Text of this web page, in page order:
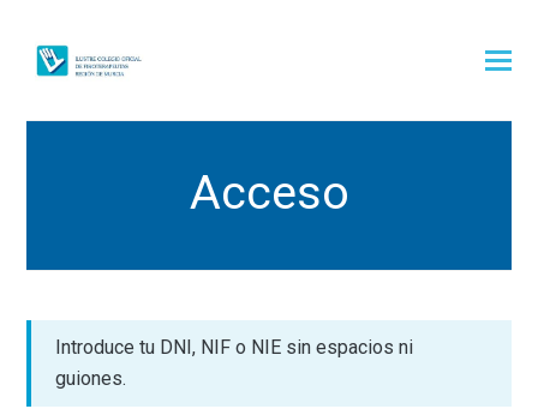
Acceso
Introduce tu DNI, NIF o NIE sin espacios ni
guiones.